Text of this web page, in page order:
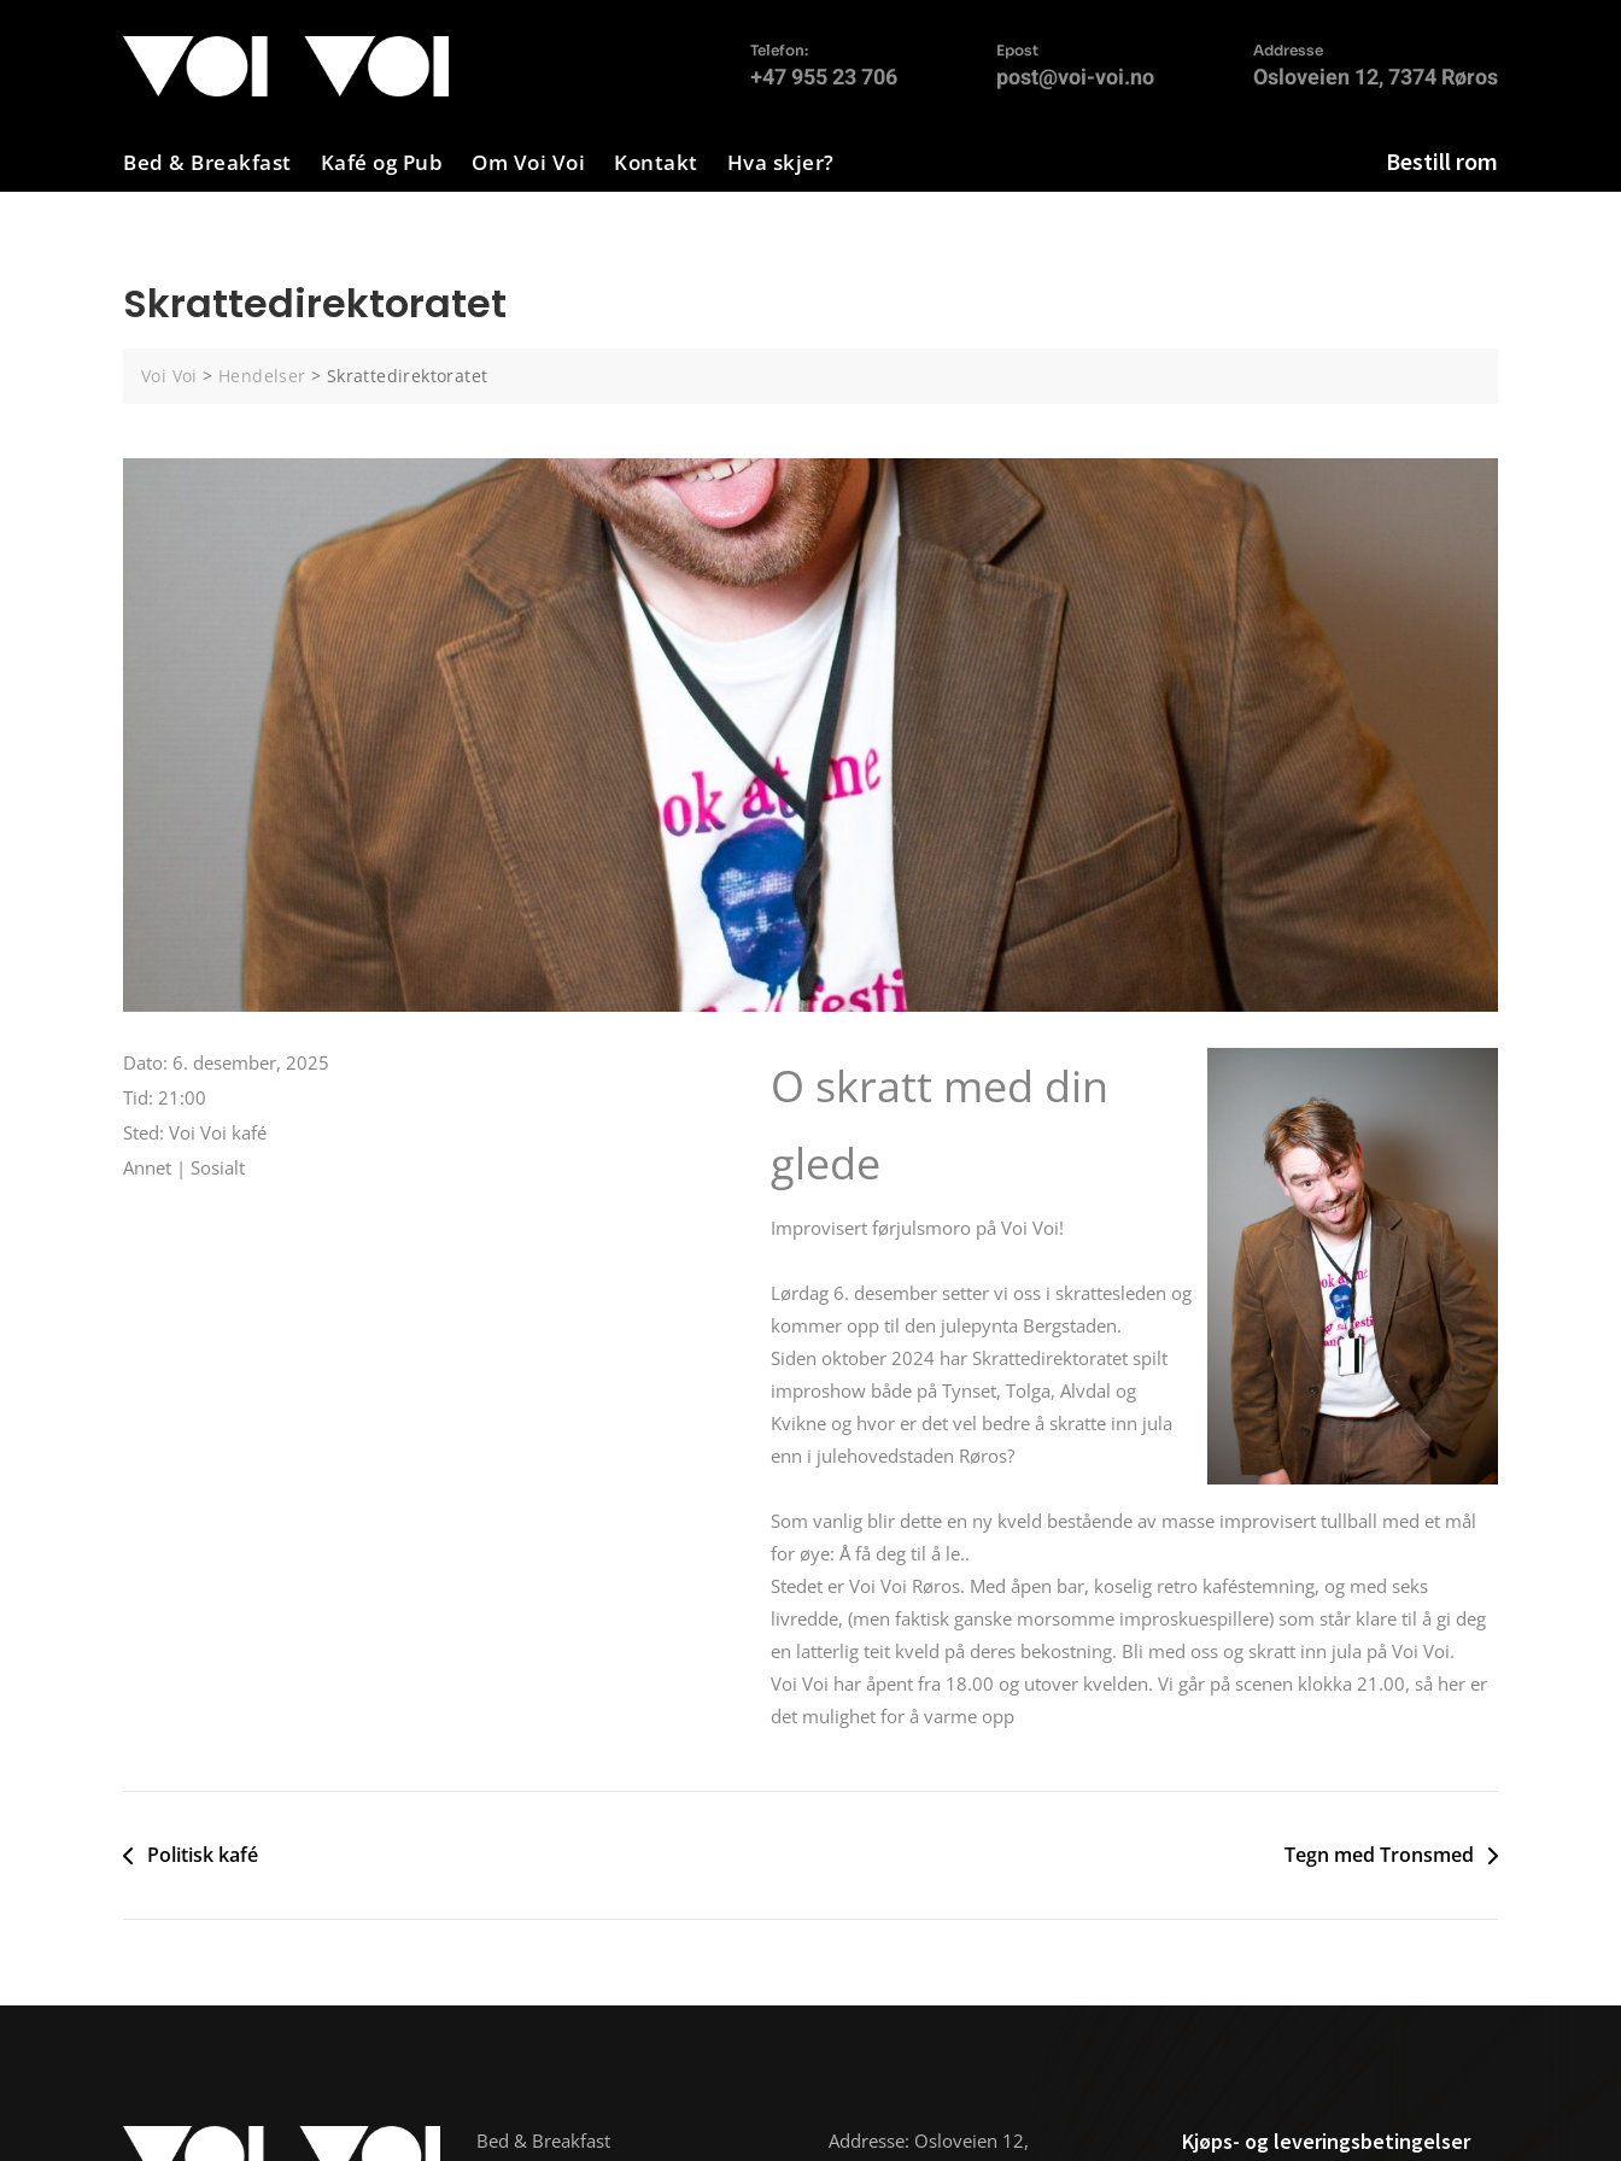
Telefon:
+47 955 23 706
Epost
post@voi-voi.no
Addresse
Osloveien 12, 7374 Røros
Bed & Breakfast Kafé og Pub Om Voi Voi Kontakt Hva skjer? Bestill rom
Skrattedirektoratet
Voi Voi > Hendelser > Skrattedirektoratet
Dato: 6. desember, 2025
Tid: 21:00
Sted: Voi Voi kafé
Annet | Sosialt
O skratt med din
glede
Improvisert førjulsmoro på Voi Voi!
Lørdag 6. desember setter vi oss i skrattesleden og
kommer opp til den julepynta Bergstaden.
Siden oktober 2024 har Skrattedirektoratet spilt
improshow både på Tynset, Tolga, Alvdal og
Kvikne og hvor er det vel bedre å skratte inn jula
enn i julehovedstaden Røros?
Som vanlig blir dette en ny kveld bestående av masse improvisert tullball med et mål
for øye: Å få deg til å le..
Stedet er Voi Voi Røros. Med åpen bar, koselig retro kaféstemning, og med seks
livredde, (men faktisk ganske morsomme improskuespillere) som står klare til å gi deg
en latterlig teit kveld på deres bekostning. Bli med oss og skratt inn jula på Voi Voi.
Voi Voi har åpent fra 18.00 og utover kvelden. Vi går på scenen klokka 21.00, så her er
det mulighet for å varme opp
Innleggsnavigasjon
Politisk kafé Tegn med Tronsmed
Bed & Breakfast Addresse: Osloveien 12, Kjøps- og leveringsbetingelser